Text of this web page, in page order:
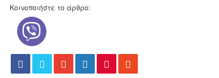
Κοινοποιήστε το άρθρο: